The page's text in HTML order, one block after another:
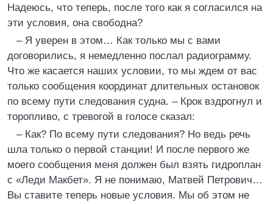
Надеюсь, что теперь, после того как я согласился на
эти условия, она свободна?
– Я уверен в этом… Как только мы с вами
договорились, я немедленно послал радиограмму.
Что же касается наших условии, то мы ждем от вас
только сообщения координат длительных остановок
по всему пути следования судна. – Крок вздрогнул и
торопливо, с тревогой в голосе сказал:
– Как? По всему пути следования? Но ведь речь
шла только о первой станции! И после первого же
моего сообщения меня должен был взять гидроплан
с «Леди Макбет». Я не понимаю, Матвей Петрович…
Вы ставите теперь новые условия. Мы об этом не